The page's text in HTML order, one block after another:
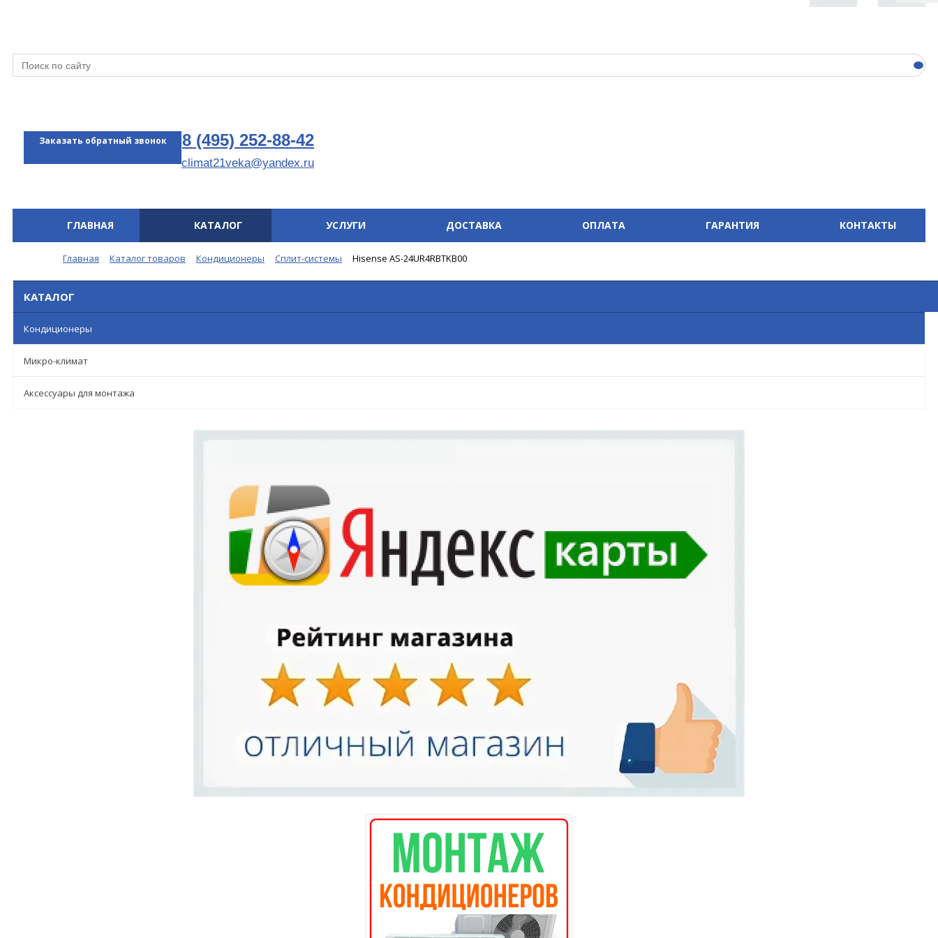
8 (495) 252-88-42
climat21veka@yandex.ru
Заказать обратный звонок
ГЛАВНАЯ КАТАЛОГ УСЛУГИ ДОСТАВКА ОПЛАТА ГАРАНТИЯ КОНТАКТЫ
Главная Каталог товаров Кондиционеры Сплит-системы Hisense AS-24UR4RBTKB00
КАТАЛОГ
Кондиционеры
Микро-климат
Аксессуары для монтажа